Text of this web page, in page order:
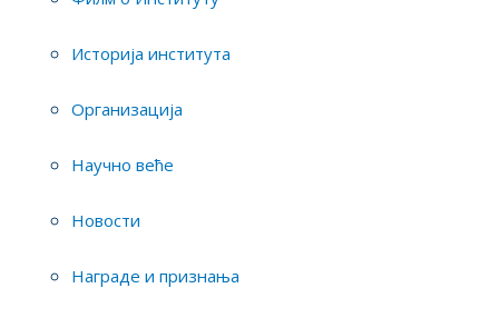
Историја института
Организација
Научно веће
Новости
Награде и признања